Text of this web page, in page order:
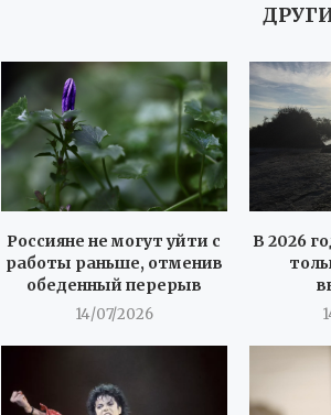
Россияне не могут уйти с
работы раньше, отменив
обеденный перерыв
14/07/2026
В 2026